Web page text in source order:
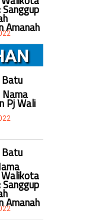
Sanggup
Amanah
Nama
Pj Wali
Sanggup
Amanah